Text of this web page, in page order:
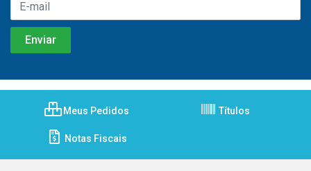
Meus Pedidos Títulos
Notas Fiscais